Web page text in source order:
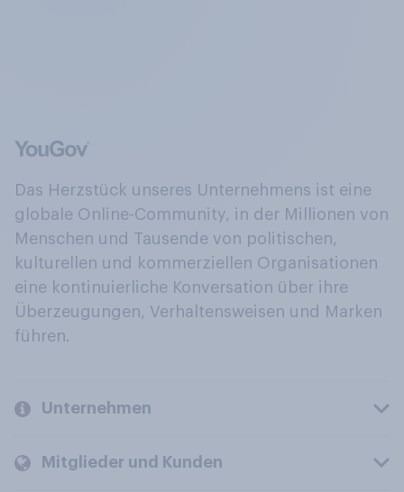
Das Herzstück unseres Unternehmens ist eine
globale Online-Community, in der Millionen von
Menschen und Tausende von politischen,
kulturellen und kommerziellen Organisationen
eine kontinuierliche Konversation über ihre
Überzeugungen, Verhaltensweisen und Marken
führen.
Unternehmen
Mitglieder und Kunden